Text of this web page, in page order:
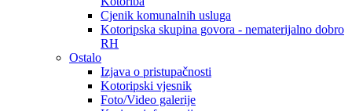
Cjenik komunalnih usluga
Kotoripska skupina govora - nematerijalno dobro
RH
Ostalo
Izjava o pristupačnosti
Kotoripski vjesnik
Foto/Video galerije